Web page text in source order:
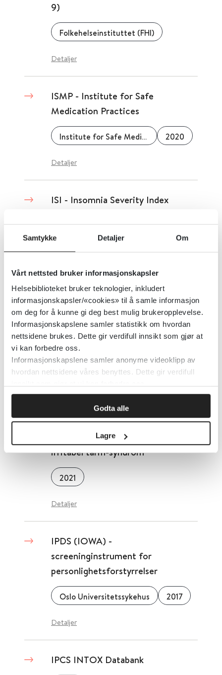
Samtykke Detaljer Om
Vårt nettsted bruker informasjonskapsler
Helsebiblioteket bruker teknologier, inkludert
informasjonskapsler/«cookies» til å samle informasjon
om deg for å kunne gi deg best mulig brukeropplevelse.
Informasjonskapslene samler statistikk om hvordan
nettsidene brukes. Dette gir verdifull innsikt som gjør at
vi kan forbedre oss.
Informasjonskapslene samler anonyme videoklipp av
hvordan nettsidene våres benyttes. Dette gir verdifull
Godta alle
Lagre
9)
Folkehelseinstituttet (FHI)
Detaljer
ISMP - Institute for Safe
Medication Practices
Institute for Safe Medication Practices 2020
Detaljer
ISI - Insomnia Severity Index
Norsk Forening for Kognitiv Terapi
Detaljer
Irritabel tarm-syndrom - Praktisk
klinisk retningslinje for
farmakologisk behandling av
irritabel tarm-syndrom med diaré
2022
Detaljer
Irritabel tarm-syndrom - Klinisk
retningslinje for håndtering av
irritabel tarm-syndrom
2021
Detaljer
IPDS (IOWA) -
screeninginstrument for
personlighetsforstyrrelser
Oslo Universitetssykehus 2017
Detaljer
IPCS INTOX Databank